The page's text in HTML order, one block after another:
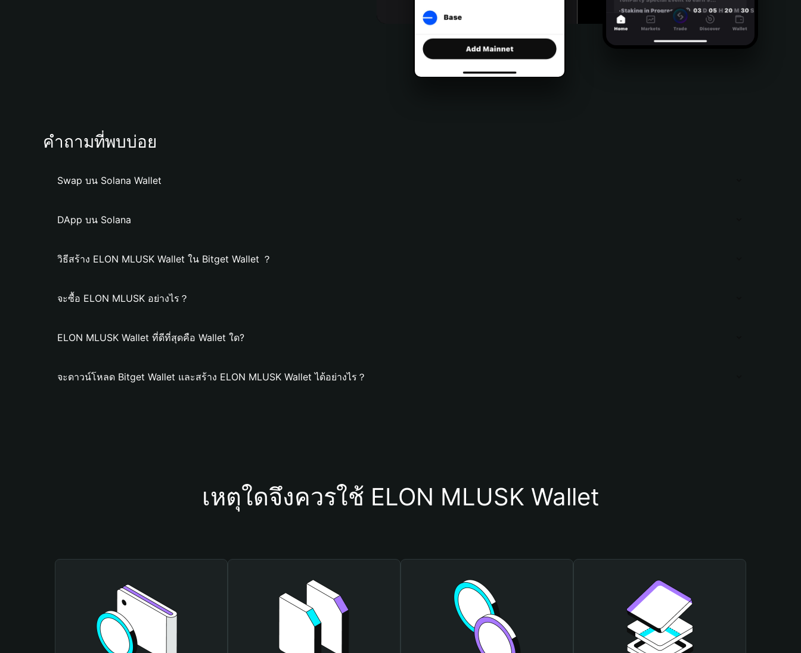
คำถามที่พบบ่อย
Swap บน Solana Wallet
DApp บน Solana
วิธีสร้าง ELON MLUSK Wallet ใน Bitget Wallet ？
จะซื้อ ELON MLUSK อย่างไร？
ELON MLUSK Wallet ที่ดีที่สุดคือ Wallet ใด?
จะดาวน์โหลด Bitget Wallet และสร้าง ELON MLUSK Wallet ได้อย่างไร？
เหตุใดจึงควรใช้ ELON MLUSK Wallet